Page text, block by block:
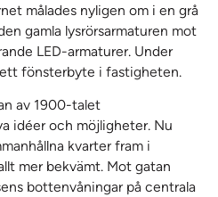
målades nyligen om i en grå
gamla lysrörsarmaturen mot
LED-armaturer. Under
fönsterbyte i fastigheten.
av 1900-talet
idéer och möjligheter. Nu
kvarter fram i
mer bekvämt. Mot gatan
bottenvåningar på centrala